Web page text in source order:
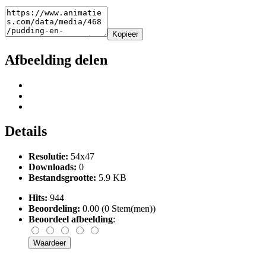
Kopieer
Afbeelding delen
Details
Resolutie: 54x47
Downloads: 0
Bestandsgrootte: 5.9 KB
Hits: 944
Beoordeling: 0.00 (0 Stem(men))
Beoordeel afbeelding: